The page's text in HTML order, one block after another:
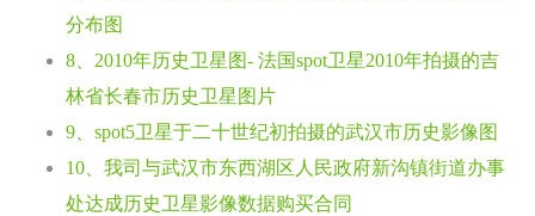
分布图
8、2010年历史卫星图- 法国spot卫星2010年拍摄的吉
林省长春市历史卫星图片
9、spot5卫星于二十世纪初拍摄的武汉市历史影像图
10、我司与武汉市东西湖区人民政府新沟镇街道办事
处达成历史卫星影像数据购买合同